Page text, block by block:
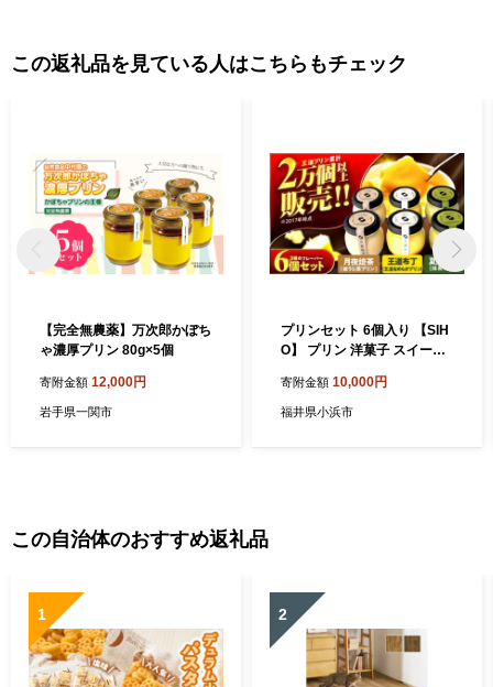
この返礼品を見ている人はこちらもチェック
【完全無農薬】万次郎かぼち
ゃ濃厚プリン 80g×5個
寄附金額 12,000円
岩手県一関市
プリンセット 6個入り 【SIH
O】 プリン 洋菓子 スイーツ
【配送不可地域：離島】
寄附金額 10,000円
福井県小浜市
この自治体のおすすめ返礼品
1 2